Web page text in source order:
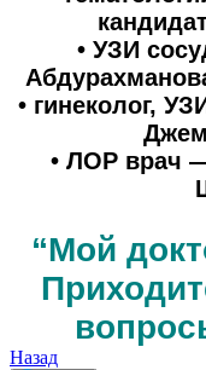
• УЗИ
• гинеколог,
• ЛОР врач
“Мой
Назад